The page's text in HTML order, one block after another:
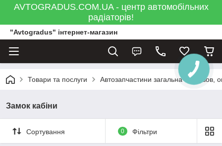
AVTOGRADUS.COM.UA - центр автомобільних
радіаторів!
"Avtogradus" інтернет-магазин
Товари та послуги Автозапчастини загальна Кузов,
Замок кабіни
Сортування 0 Фільтри
КНОПКА
ЗВ'ЯЗКУ